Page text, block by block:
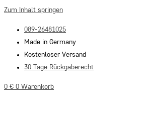
Zum Inhalt springen
089-26481025
Made in Germany
Kostenloser Versand
30 Tage Rückgaberecht
0 € 0 Warenkorb